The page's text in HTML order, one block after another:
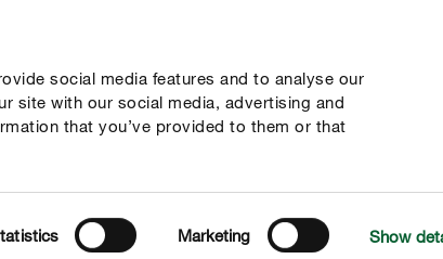
social media features and to analyse our
site with our social media, advertising and
that you’ve provided to them or that
Marketing Show
Service Unternehmen